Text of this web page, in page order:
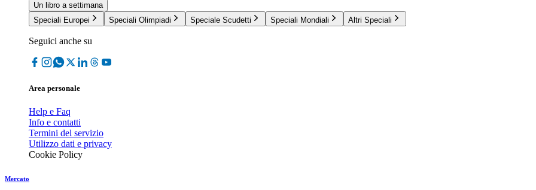
Un libro a settimana
Speciali Europei
Speciali Olimpiadi Speciale Scudetti Speciali Mondiali Altri Speciali
Seguici anche su
Area personale
Help e Faq
Info e contatti
Termini del servizio
Utilizzo dati e privacy
Cookie Policy
Mercato